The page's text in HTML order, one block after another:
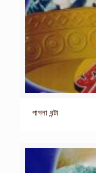
পাগলা ঘন্টা